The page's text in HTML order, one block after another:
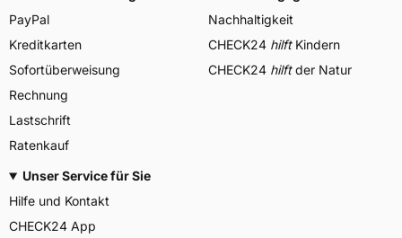
PayPal
Kreditkarten
Sofortüberweisung
Rechnung
Lastschrift
Ratenkauf
Nachhaltigkeit
CHECK24 hilftKindern
CHECK24 hilftder Natur
Unser Service für Sie
Hilfe und Kontakt
CHECK24 App